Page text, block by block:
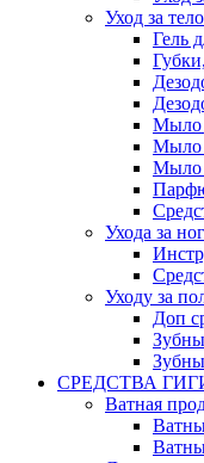
Уход за
Гель
Мыло
Мыло
Мыло
Ухода за
Уходу за
Доп
СРЕДСТВА
Ватная